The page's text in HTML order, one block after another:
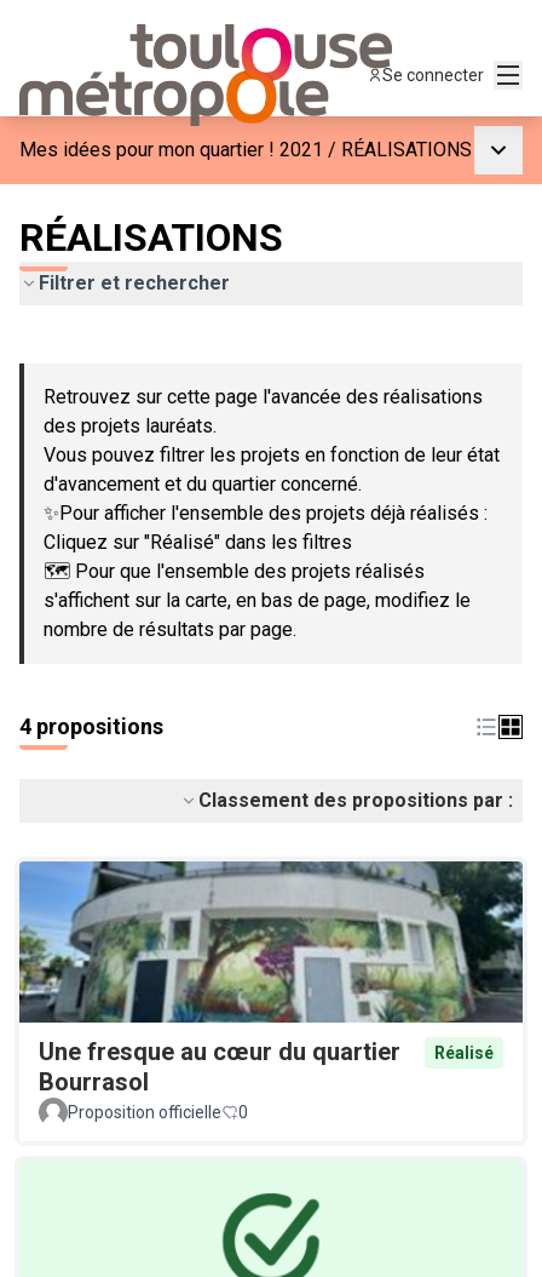
Se connecter
Mes idées pour mon quartier ! 2021 / RÉALISATIONS
RÉALISATIONS
Filtrer et rechercher
−
Retrouvez sur cette page l'avancée des réalisations
des projets lauréats.
Vous pouvez filtrer les projets en fonction de leur état
d'avancement et du quartier concerné.
✨Pour afficher l'ensemble des projets déjà réalisés :
Cliquez sur "Réalisé" dans les filtres
🗺️ Pour que l'ensemble des projets réalisés
s'affichent sur la carte, en bas de page, modifiez le
nombre de résultats par page.
4 propositions
Classement des propositions par :
Une fresque au cœur du quartier
Bourrasol
Réalisé
Proposition officielle 0